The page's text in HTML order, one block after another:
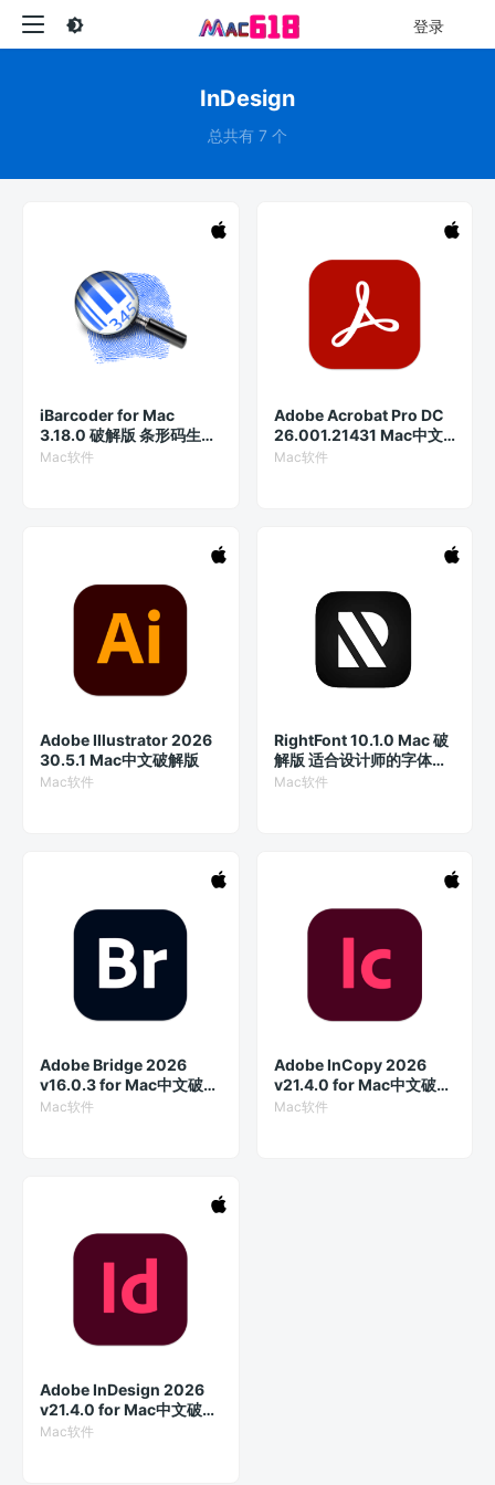
登录
InDesign
总共有 7 个
iBarcoder for Mac
3.18.0 破解版 条形码生成
器
Mac软件
Adobe Acrobat Pro DC
26.001.21431 Mac中文
破解版
Mac软件
Adobe Illustrator 2026
30.5.1 Mac中文破解版
Mac软件
RightFont 10.1.0 Mac 破
解版 适合设计师的字体管
理工具
Mac软件
Adobe Bridge 2026
v16.0.3 for Mac中文破解
版
Mac软件
Adobe InCopy 2026
v21.4.0 for Mac中文破解
版
Mac软件
Adobe InDesign 2026
v21.4.0 for Mac中文破解
版
Mac软件